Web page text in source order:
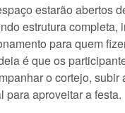
estarão abertos
estrutura completa,
para quem
é que os
o cortejo, subir
para aproveitar a festa.